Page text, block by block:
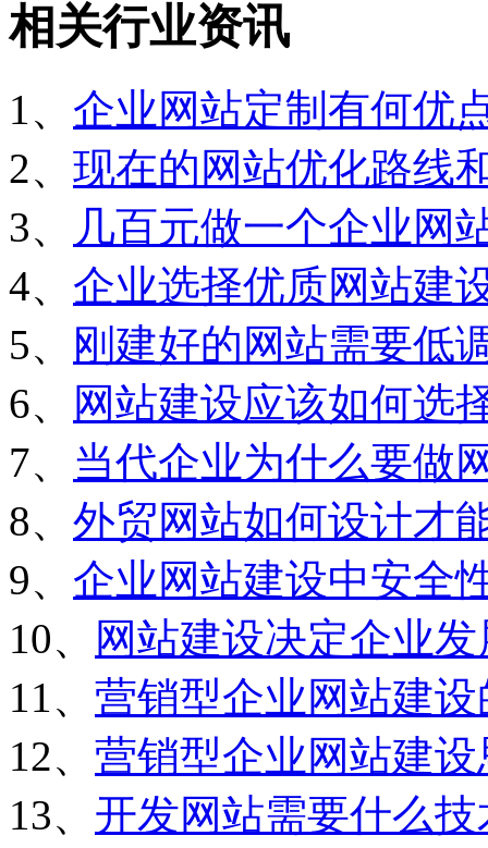
相关行业资讯
1、 企业网站定制有何优
2、 现在的网站优化路线
3、
几百元做一个企业网
4、 企业选择优质网站建
5、
刚建好的网站需要低
6、
网站建设应该如何选
7、 当代企业为什么要做
8、 外贸网站如何设计才
9、 企业网站建设中安全
10、
网站建设决定企业
11、 营销型企业网站建
12、 营销型企业网站建设
13、 开发网站需要什么技